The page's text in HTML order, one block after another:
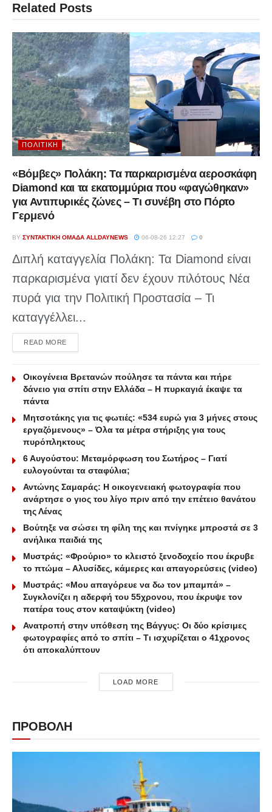
Related Posts
ΠΟΛΙΤΙΚΉ
«Βόμβες» Πολάκη: Τα παρκαρισμένα αεροσκάφη
Diamond και τα εκατομμύρια που «φαγώθηκαν»
για Αντιπυρικές ζώνες – Τι συνέβη στο Πόρτο
Γερμενό
BY ΣΥΝΤΑΚΤΙΚΉ ΟΜΆΔΑ ALLDAYNEWS 06-08-26 12:27 0
Διπλή καταγγελία Πολάκη: Τα Diamond είναι
παρκαρισμένα γιατί δεν έχουν πιλότους Νέα
πυρά για την Πολιτική Προστασία – Τι
καταγγέλλει...
READ MOREDETAILS
Οικογένεια Βρετανών πούλησε τα πάντα και πήρε
δάνειο για σπίτι στην Ελλάδα – Η πυρκαγιά έκαψε τα
πάντα
Μητσοτάκης για τις φωτιές: «534 ευρώ για 3 μήνες στους
εργαζόμενους» – Όλα τα μέτρα στήριξης για τους
πυρόπληκτους
6 Αυγούστου: Μεταμόρφωση του Σωτήρος – Γιατί
ευλογούνται τα σταφύλια;
Αντώνης Σαμαράς: Η οικογενειακή φωτογραφία που
ανάρτησε ο γιος του λίγο πριν από την επέτειο θανάτου
της Λένας
Βούτηξε να σώσει τη φίλη της και πνίγηκε μπροστά σε 3
ανήλικα παιδιά της
Μυστράς: «Φρούριο» το κλειστό ξενοδοχείο που έκρυβε
το πτώμα – Αλυσίδες, κάμερες και απαγορεύσεις (video)
Μυστράς: «Μου απαγόρευε να δω τον μπαμπά» –
Συγκλονίζει η αδερφή του 55χρονου, που έκρυψε τον
πατέρα τους στον καταψύκτη (video)
Ανατροπή στην υπόθεση της Βάγγυς: Οι δύο κρίσιμες
φωτογραφίες από το σπίτι – Τι ισχυρίζεται ο 41χρονος
ότι αποκαλύπτουν
LOAD MORE
ΠΡΟΒΟΛΗ